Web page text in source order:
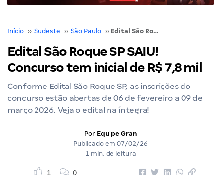
Início ›› Sudeste ›› São Paulo ›› Edital São Roque SP SAIU! Concurso tem inicial de R$ 7,8 mil
Edital São Roque SP SAIU!
Concurso tem inicial de R$ 7,8 mil
Conforme Edital São Roque SP, as inscrições do
concurso estão abertas de 06 de fevereiro a 09 de
março 2026. Veja o edital na íntegra!
Por Equipe Gran
Publicado em 07/02/26
1 min. de leitura
1 0